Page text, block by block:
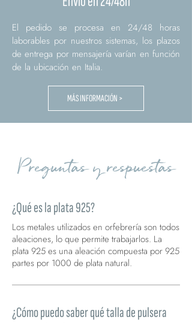
El pedido se procesa en 24/48 horas
laborables por nuestros sistemas, los plazos
de entrega por mensajería varían en función
de la ubicación en Italia.
MÁS INFORMACIÓN >
Preguntas y respuestas
¿Qué es la plata 925?
Los metales utilizados en orfebrería son todos
aleaciones, lo que permite trabajarlos. La
plata 925 es una aleación compuesta por 925
partes por 1000 de plata natural.
¿Cómo puedo saber qué talla de pulsera